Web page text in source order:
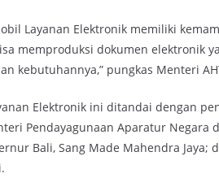
Layanan Elektronik memiliki
memproduksi dokumen elektronik
kebutuhannya,” pungkas Menteri
Elektronik ini ditandai dengan
Pendayagunaan Aparatur Negara
Bali, Sang Made Mahendra Jaya;